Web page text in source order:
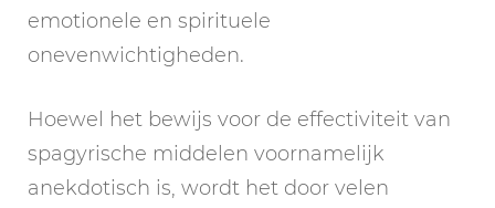
emotionele en spirituele
onevenwichtigheden.
Hoewel het bewijs voor de effectiviteit van
spagyrische middelen voornamelijk
anekdotisch is, wordt het door velen